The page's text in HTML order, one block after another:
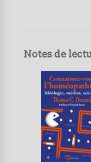
Notes de